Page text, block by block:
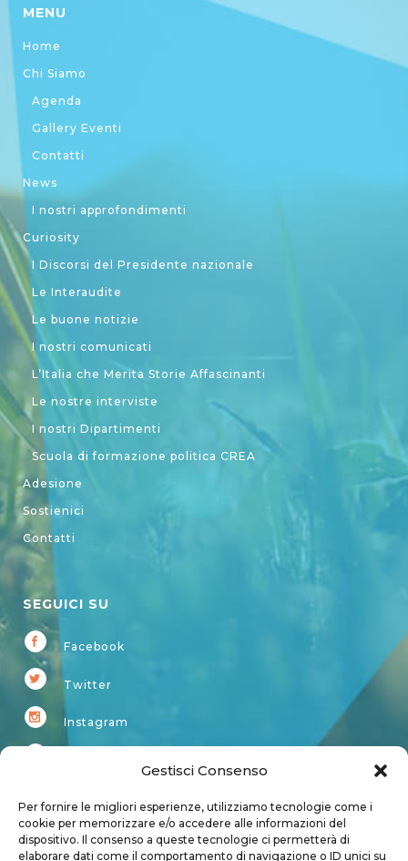
Gestisci Consenso
Per fornire le migliori esperienze, utilizziamo tecnologie come i
cookie per memorizzare e/o accedere alle informazioni del
dispositivo. Il consenso a queste tecnologie ci permetterà di
elaborare dati come il comportamento di navigazione o ID unici su
MENU
Home
Chi Siamo
Agenda
Gallery Eventi
Contatti
News
I nostri approfondimenti
Curiosity
I Discorsi del Presidente nazionale
Le Interaudite
Le buone notizie
I nostri comunicati
L’Italia che Merita Storie Affascinanti
Le nostre interviste
I nostri Dipartimenti
Scuola di formazione politica CREA
Adesione
Sostienici
Contatti
SEGUICI SU
Facebook
Twitter
Instagram
Account